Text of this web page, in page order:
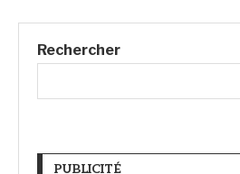
Rechercher
PUBLICITÉ